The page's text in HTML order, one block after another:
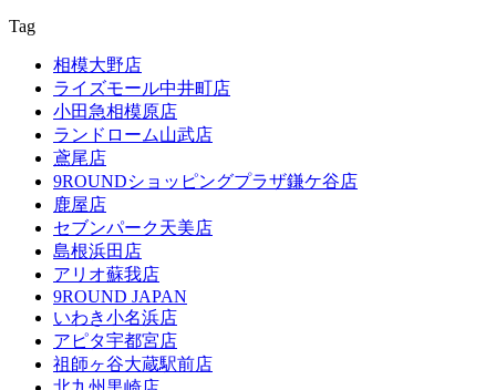
Tag
相模大野店
ライズモール中井町店
小田急相模原店
ランドローム山武店
鳶尾店
9ROUNDショッピングプラザ鎌ケ谷店
鹿屋店
セブンパーク天美店
島根浜田店
アリオ蘇我店
9ROUND JAPAN
いわき小名浜店
アピタ宇都宮店
祖師ヶ谷大蔵駅前店